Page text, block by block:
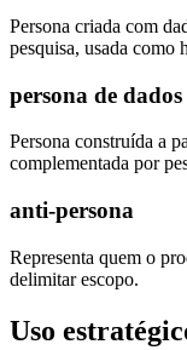
Persona criada com
pesquisa, usada como
persona de
Persona construída a
complementada por
anti-persona
Representa quem o
delimitar escopo.
Uso